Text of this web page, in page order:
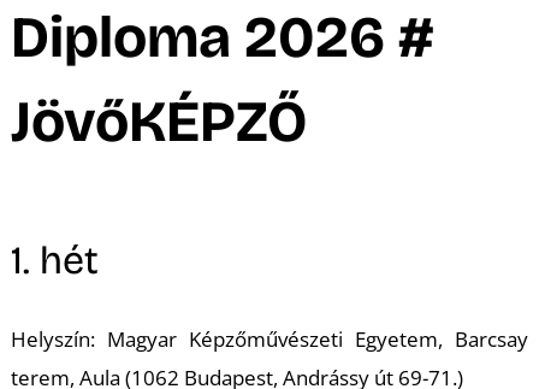
Diploma 2026 #
JövőKÉPZŐ
1. hét
Helyszín: Magyar Képzőművészeti Egyetem, Barcsay
terem, Aula (1062 Budapest, Andrássy út 69-71.)